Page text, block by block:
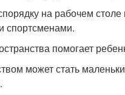
на рабочем
спортсменами.
помогает
может стать